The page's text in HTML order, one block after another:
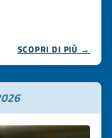
SCOPRI DI PIÙ →